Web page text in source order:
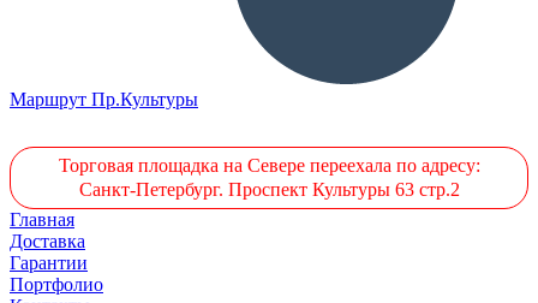
Маршрут Пр.Культуры
Торговая площадка на Севере переехала по адресу:
Санкт-Петербург. Проспект Культуры 63 стр.2
Главная
Доставка
Гарантии
Портфолио